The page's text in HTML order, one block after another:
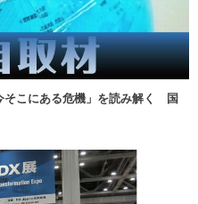
そこにある危機」を読み解く 国